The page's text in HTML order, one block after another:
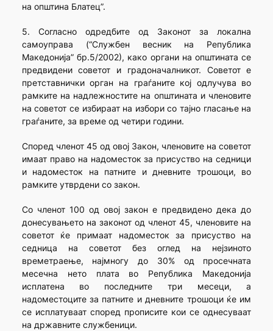
на општина Блатец”.
5. Согласно одредбите од Законот за локална
самоуправа (“Службен весник на Република
Македонија” бр.5/2002), како органи на општината се
предвидени советот и градоначалникот. Советот е
претставнички орган на граѓаните кој одлучува во
рамките на надлежностите на општината и членовите
на советот се избираат на избори со тајно гласање на
граѓаните, за време од четири години.
Според членот 45 од овој Закон, членовите на советот
имаат право на надоместок за присуство на седници
и надоместок на патните и дневните трошоци, во
рамките утврдени со закон.
Со членот 100 од овој закон е предвидено дека до
донесувањето на законот од членот 45, членовите на
советот ќе примаат надоместок за присуство на
седница на советот без оглед на нејзиното
времетраење, најмногу до 30% од просечната
месечна нето плата во Република Македонија
исплатена во последните три месеци, а
надоместоците за патните и дневните трошоци ќе им
се исплатуваат според прописите кои се однесуваат
на државните службеници.